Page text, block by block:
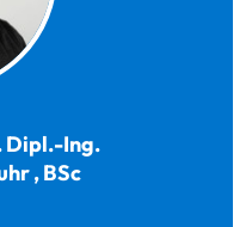
Dipl.-Ing.
,BSc